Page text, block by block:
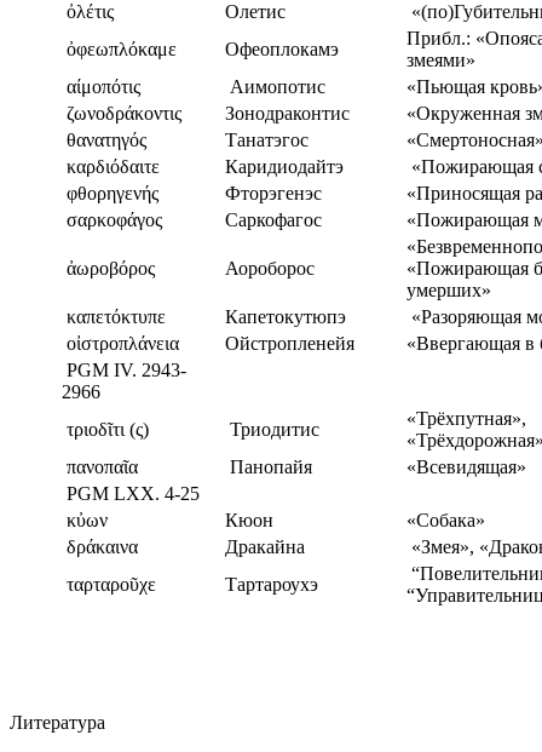
ὀλέτις
Олетис
ὀφεωπλόκαμε
Офеоплокамэ
Прибл.:
змеями»
αίμοπότις
Аимопотис
«Пьющая
ζωνοδράκοντις
Зонодраконтис
«Окруженная
θανατηγός
Танатэгос
καρδιόδαιτε
Каридиодайтэ
«Пожирающая
φθορηγενής
Фторэгенэс
«Приносящая
σαρκοφάγος
Саркофагос «Пожирающая
ἀωροβόρος Аороборос
«Пожирающая
умерших»
καπετόκτυπε
Капетокутюпэ
«Разоряющая
οἰστροπλάνεια
Ойстропленейя
«Ввергающая в
PGM IV. 2943-
2966
τριοδῖτι (ς)
Триодитис
«Трёхпутная»,
πανοπαῖα
Панопайя
«Всевидящая»
PGM LXX. 4-25
κὐων
Кюон
«Собака»
δράκαινα
Дракайна
«Змея»,
ταρταροῦχε
Тартароухэ
Литература